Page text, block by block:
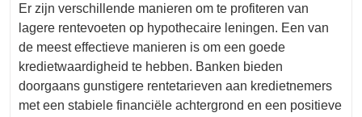
Er zijn verschillende manieren om te profiteren van
lagere rentevoeten op hypothecaire leningen. Een van
de meest effectieve manieren is om een goede
kredietwaardigheid te hebben. Banken bieden
doorgaans gunstigere rentetarieven aan kredietnemers
met een stabiele financiële achtergrond en een positieve